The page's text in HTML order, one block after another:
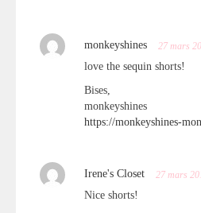
monkeyshines 27 mars
love the sequin shorts!
Bises,
monkeyshines
https://monkeyshines-
Irene's Closet 27 mars
Nice shorts!